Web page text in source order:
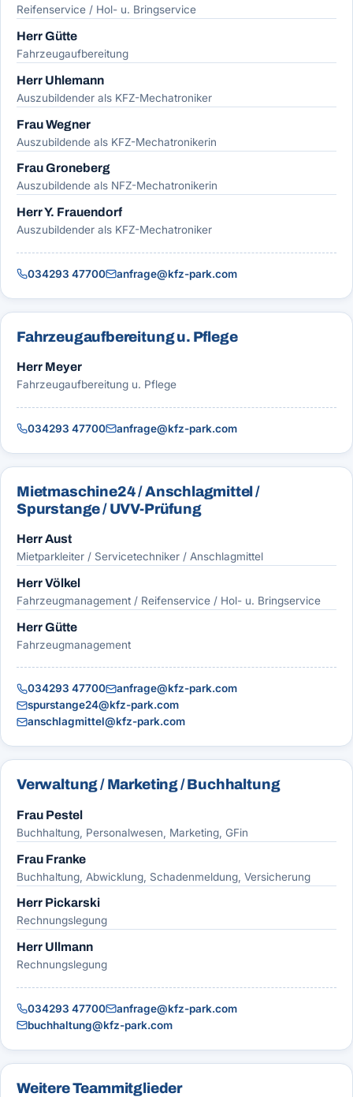
Reifenservice / Hol- u. Bringservice
Herr Gütte
Fahrzeugaufbereitung
Herr Uhlemann
Auszubildender als KFZ-Mechatroniker
Frau Wegner
Auszubildende als KFZ-Mechatronikerin
Frau Groneberg
Auszubildende als NFZ-Mechatronikerin
Herr Y. Frauendorf
Auszubildender als KFZ-Mechatroniker
034293 47700 anfrage@kfz-park.com
Fahrzeugaufbereitung u. Pflege
Herr Meyer
Fahrzeugaufbereitung u. Pflege
034293 47700 anfrage@kfz-park.com
Mietmaschine24 / Anschlagmittel /
Spurstange / UVV-Prüfung
Herr Aust
Mietparkleiter / Servicetechniker / Anschlagmittel
Herr Völkel
Fahrzeugmanagement / Reifenservice / Hol- u. Bringservice
Herr Gütte
Fahrzeugmanagement
034293 47700
anfrage@kfz-park.com
spurstange24@kfz-park.com
anschlagmittel@kfz-park.com
Verwaltung / Marketing / Buchhaltung
Frau Pestel
Buchhaltung, Personalwesen, Marketing, GFin
Frau Franke
Buchhaltung, Abwicklung, Schadenmeldung, Versicherung
Herr Pickarski
Rechnungslegung
Herr Ullmann
Rechnungslegung
034293 47700
anfrage@kfz-park.com
buchhaltung@kfz-park.com
Weitere Teammitglieder